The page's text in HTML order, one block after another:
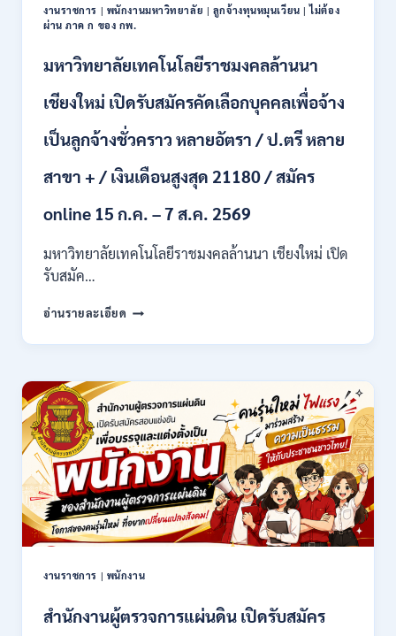
พนักงาน
ราชการ
ปวท.
ป.ตรี
สาขา
/
เงิน
เดือน
/
ต้อง
ก
กพ.
สมัคร
17
–
21
สิงหาคม
2569
งานราชการ | พนักงานมหาวิทยาลัย | ลูกจ้างทุนหมุนเวียน |ไม่ต้อง
ผ่าน ภาค ก ของ กพ.
มหาวิทยาลัยเทคโนโลยีราชมงคลล้านนา
เชียงใหม่ เปิดรับสมัครคัดเลือกบุคคลเพื่อจ้าง
เป็นลูกจ้างชั่วคราว หลายอัตรา / ป.ตรี หลาย
สาขา + / เงินเดือนสูงสุด 21180 / สมัคร
online 15 ก.ค. – 7 ส.ค. 2569
มหาวิทยาลัยเทคโนโลยีราชมงคลล้านนา เชียงใหม่ เปิด
รับสมัค…
อ่านรายละเอียด มหาวิทยาลัย
ราช
ล้าน
เชียงใหม่
เปิด
รับ
สมัคร
คัด
เลือก
บุคคล
เพื่อ
เป็น
หลาย
งานราชการ | พนักงาน
สำนักงานผู้ตรวจการแผ่นดิน เปิดรับสมัคร